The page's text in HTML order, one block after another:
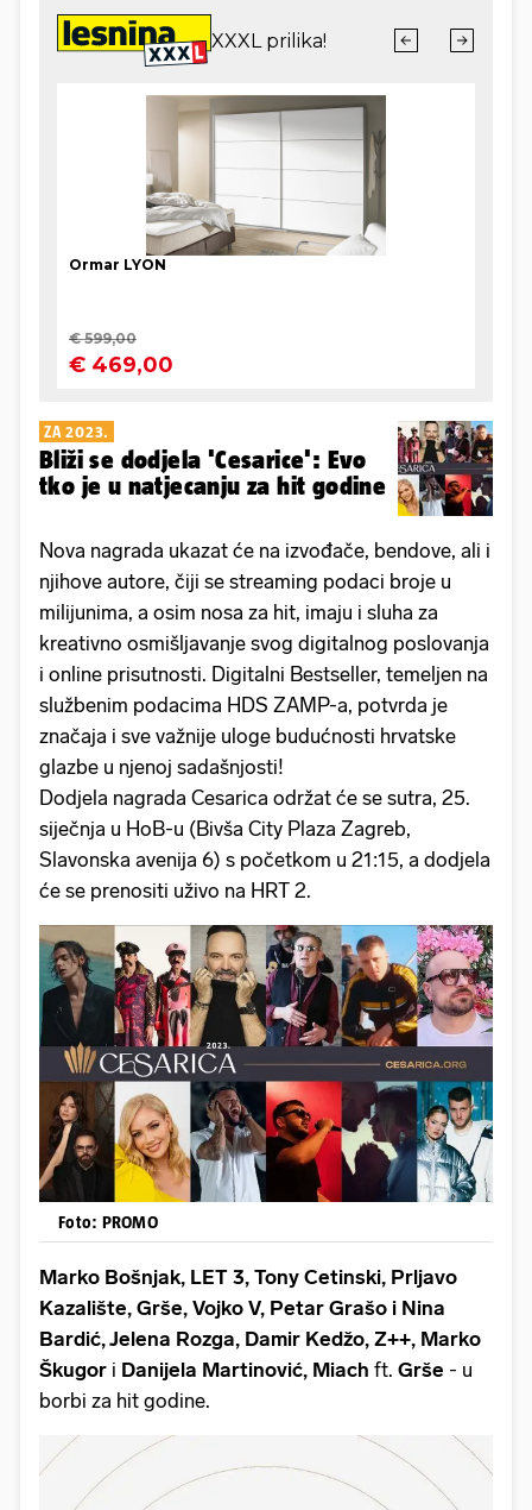
ZA 2023.
Bliži se dodjela 'Cesarice': Evo
tko je u natjecanju za hit godine
Nova nagrada ukazat će na izvođače, bendove, ali i
njihove autore, čiji se streaming podaci broje u
milijunima, a osim nosa za hit, imaju i sluha za
kreativno osmišljavanje svog digitalnog poslovanja
i online prisutnosti. Digitalni Bestseller, temeljen na
službenim podacima HDS ZAMP-a, potvrda je
značaja i sve važnije uloge budućnosti hrvatske
glazbe u njenoj sadašnjosti!
Dodjela nagrada Cesarica održat će se sutra, 25.
siječnja u HoB-u (Bivša City Plaza Zagreb,
Slavonska avenija 6) s početkom u 21:15, a dodjela
će se prenositi uživo na HRT 2.
Foto: PROMO
Marko Bošnjak, LET 3, Tony Cetinski, Prljavo
Kazalište, Grše, Vojko V, Petar Grašo i Nina
Bardić, Jelena Rozga, Damir Kedžo, Z++, Marko
Škugor i Danijela Martinović, Miach ft. Grše - u
borbi za hit godine.